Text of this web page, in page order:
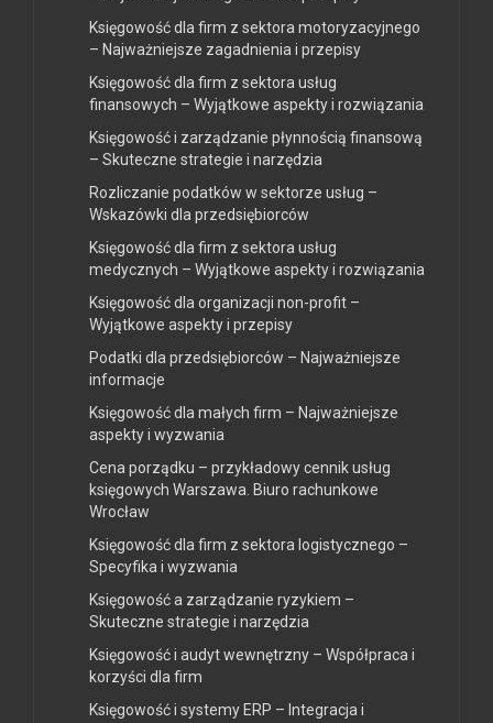
Księgowość dla firm z sektora motoryzacyjnego
– Najważniejsze zagadnienia i przepisy
Księgowość dla firm z sektora usług
finansowych – Wyjątkowe aspekty i rozwiązania
Księgowość i zarządzanie płynnością finansową
– Skuteczne strategie i narzędzia
Rozliczanie podatków w sektorze usług –
Wskazówki dla przedsiębiorców
Księgowość dla firm z sektora usług
medycznych – Wyjątkowe aspekty i rozwiązania
Księgowość dla organizacji non-profit –
Wyjątkowe aspekty i przepisy
Podatki dla przedsiębiorców – Najważniejsze
informacje
Księgowość dla małych firm – Najważniejsze
aspekty i wyzwania
Cena porządku – przykładowy cennik usług
księgowych Warszawa. Biuro rachunkowe
Wrocław
Księgowość dla firm z sektora logistycznego –
Specyfika i wyzwania
Księgowość a zarządzanie ryzykiem –
Skuteczne strategie i narzędzia
Księgowość i audyt wewnętrzny – Współpraca i
korzyści dla firm
Księgowość i systemy ERP – Integracja i